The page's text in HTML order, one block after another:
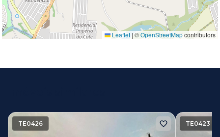
Leaflet | ©OpenStreetMapcontributors
TE0426 TE0423